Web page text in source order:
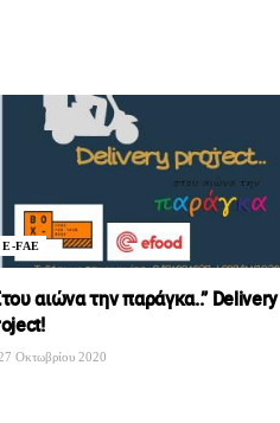
E-FAE
αιώνα την παράγκα..” Delivery
Οκτωβρίου 2020